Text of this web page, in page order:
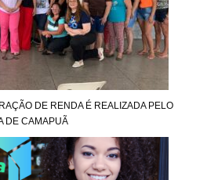
DE RENDA É REALIZADA PELO
DE CAMAPUÃ